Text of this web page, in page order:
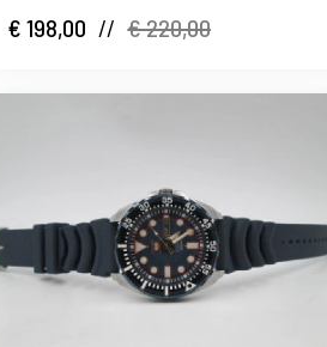
€ 198,00 // € 220,00